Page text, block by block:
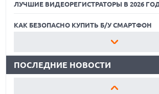
ЛУЧШИЕ ВИДЕОРЕГИСТРАТОРЫ В 2026
КАК БЕЗОПАСНО КУПИТЬ Б/У СМАРТФОН
ЛУЧШИЕ АВТОНОМНЫЕ ГАЗОНОКОСИЛКИ В
ЛУЧШИЕ ВИДЕОРЕГИСТРАТОРЫ В 2026
КАК БЕЗОПАСНО КУПИТЬ Б/У СМАРТФОН
ПОСЛЕДНИЕ НОВОСТИ
07.08.2026
ПОВТОРИТ УСПЕХ ЛЕГЕНДАРНЫХ
ВСЕХ ПОЛЬЗОВАТЕЛЕЙ CHATGPT